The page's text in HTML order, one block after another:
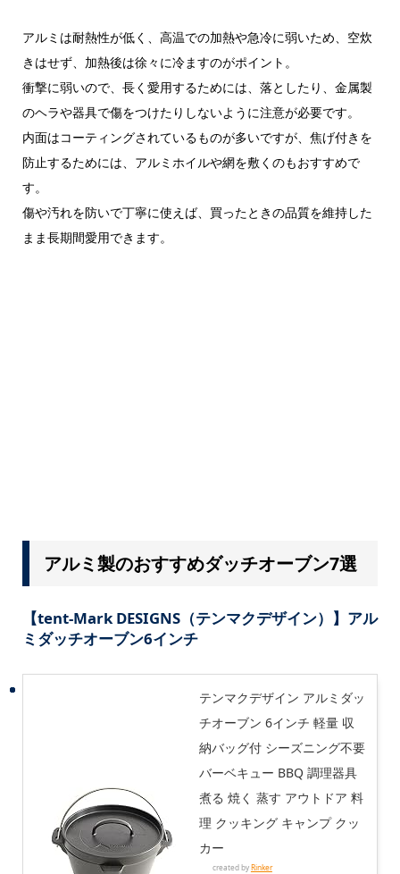
アルミは耐熱性が低く、高温での加熱や急冷に弱いため、空炊
きはせず、加熱後は徐々に冷ますのがポイント。
衝撃に弱いので、長く愛用するためには、落としたり、金属製
のヘラや器具で傷をつけたりしないように注意が必要です。
内面はコーティングされているものが多いですが、焦げ付きを
防止するためには、アルミホイルや網を敷くのもおすすめで
す。
傷や汚れを防いで丁寧に使えば、買ったときの品質を維持した
まま長期間愛用できます。
アルミ製のおすすめダッチオーブン7選
【tent-Mark DESIGNS（テンマクデザイン）】アル
ミダッチオーブン6インチ
テンマクデザイン アルミダッ
チオーブン 6インチ 軽量 収
納バッグ付 シーズニング不要
バーベキュー BBQ 調理器具
煮る 焼く 蒸す アウトドア 料
理 クッキング キャンプ クッ
カー
created byRinker